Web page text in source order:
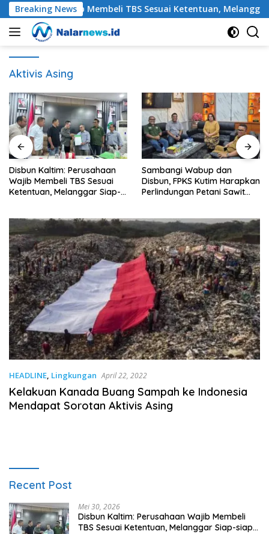
Langsung
ke
konten
Breaking News
Wajib Membeli TBS Sesuai Ketentuan, Melanggar
Aktivis Asing
Sambangi Wabup dan
Disbun, FPKS Kutim Harapkan
Perlindungan Petani Sawit
Petani Sawit Kutim Keluhkan
Penurunan Harga TBS dan
Meroketnya Harga Pupuk
HEADLINE, Lingkungan April 22, 2022
Kelakuan Kanada Buang Sampah ke Indonesia
Mendapat Sorotan Aktivis Asing
Recent Post
Mei 30, 2026
Disbun Kaltim: Perusahaan Wajib Membeli
TBS Sesuai Ketentuan, Melanggar Siap-siap